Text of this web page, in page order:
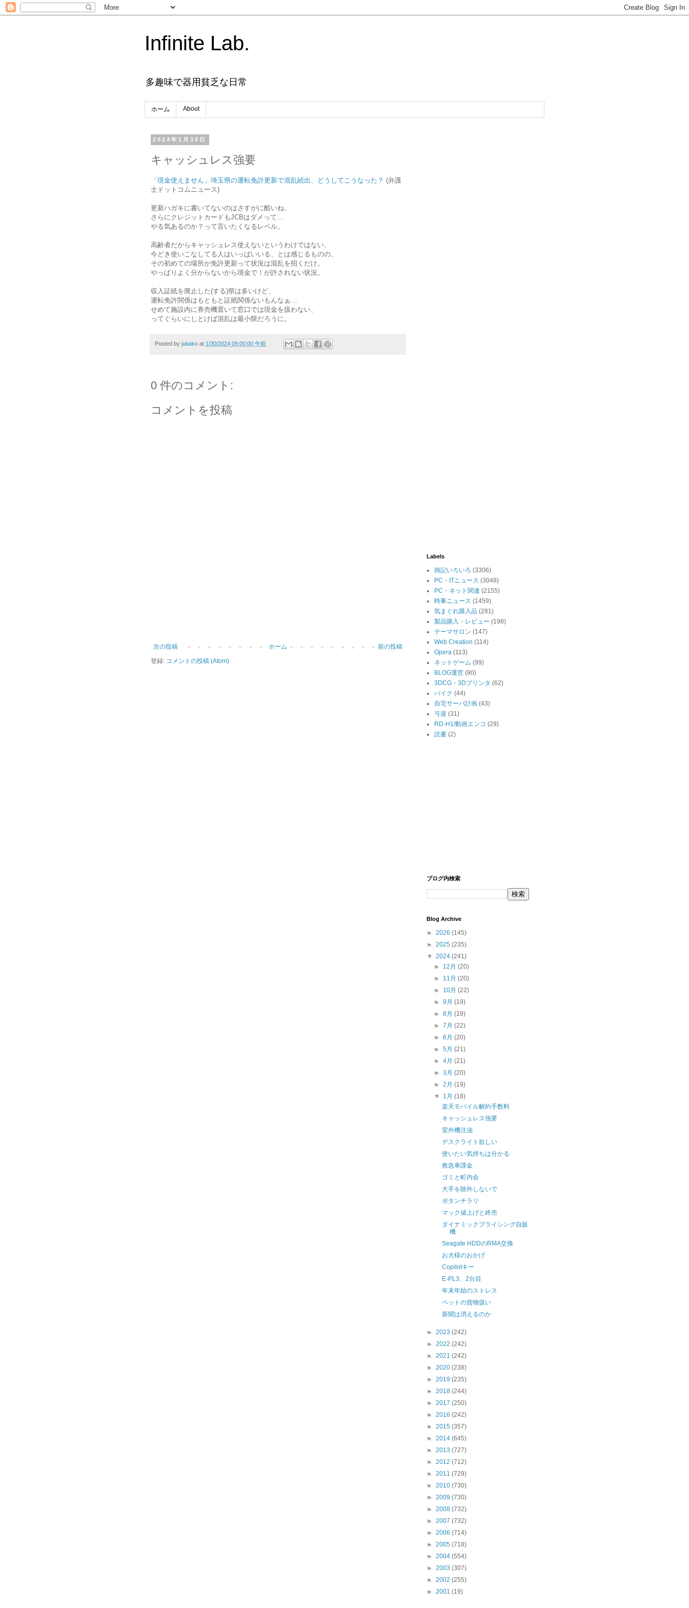
Infinite Lab.
多趣味で器用貧乏な日常
ホーム About
2024年1月30日
キャッシュレス強要
「現金使えません」埼玉県の運転免許更新で混乱続出、どうしてこうなった？ (弁護
士ドットコムニュース)
更新ハガキに書いてないのはさすがに酷いね、
さらにクレジットカードもJCBはダメって…
やる気あるのか？って言いたくなるレベル。
高齢者だからキャッシュレス使えないというわけではない、
今どき使いこなしてる人はいっぱいいる、とは感じるものの、
その初めての場所が免許更新って状況は混乱を招くだけ。
やっぱりよく分からないから現金で！が許されない状況。
収入証紙を廃止した(する)県は多いけど、
運転免許関係はもともと証紙関係ないもんなぁ…
せめて施設内に券売機置いて窓口では現金を扱わない、
ってぐらいにしとけば混乱は最小限だろうに。
Posted by jubako at 1/30/2024 09:00:00 午前
0 件のコメント:
コメントを投稿
次の投稿 前の投稿
ホーム
登録: コメントの投稿 (Atom)
Labels
雑記いろいろ (3306)
PC・ITニュース (3048)
PC・ネット関連 (2155)
時事ニュース (1459)
気まぐれ購入品 (281)
製品購入・レビュー (198)
テーマサロン (147)
Web Creation (114)
Opera (113)
ネットゲーム (99)
BLOG運営 (80)
3DCG・3Dプリンタ (62)
バイク (44)
自宅サーバ計画 (43)
弓道 (31)
RD-H1/動画エンコ (29)
読書 (2)
ブログ内検索
Blog Archive
► 2026 (145)
► 2025 (235)
▼ 2024 (241)
► 12月(20)
► 11月(20)
► 10月(22)
►9月(19)
►8月(19)
►7月(22)
►6月(20)
►5月(21)
►4月(21)
►3月(20)
►2月(19)
▼ 1月(18)
楽天モバイル解約手数料
キャッシュレス強要
室外機注油
デスクライト欲しい
使いたい気持ちは分かる
救急車課金
ゴミと町内会
大手を除外しないで
ボタンチラリ
マック値上げと終売
ダイナミックプライシング自販
機
Seagate HDDのRMA交換
お犬様のおかげ
Copilotキー
E-PL3、2台目
年末年始のストレス
ペットの貨物扱い
新聞は消えるのか
► 2023 (242)
► 2022 (242)
► 2021 (242)
► 2020 (238)
► 2019 (235)
► 2018 (244)
► 2017 (250)
► 2016 (242)
► 2015 (357)
► 2014 (645)
► 2013 (727)
► 2012 (712)
► 2011 (729)
► 2010 (730)
► 2009 (730)
► 2008 (732)
► 2007 (732)
► 2006 (714)
► 2005 (718)
► 2004 (554)
► 2003 (307)
► 2002 (255)
► 2001 (19)